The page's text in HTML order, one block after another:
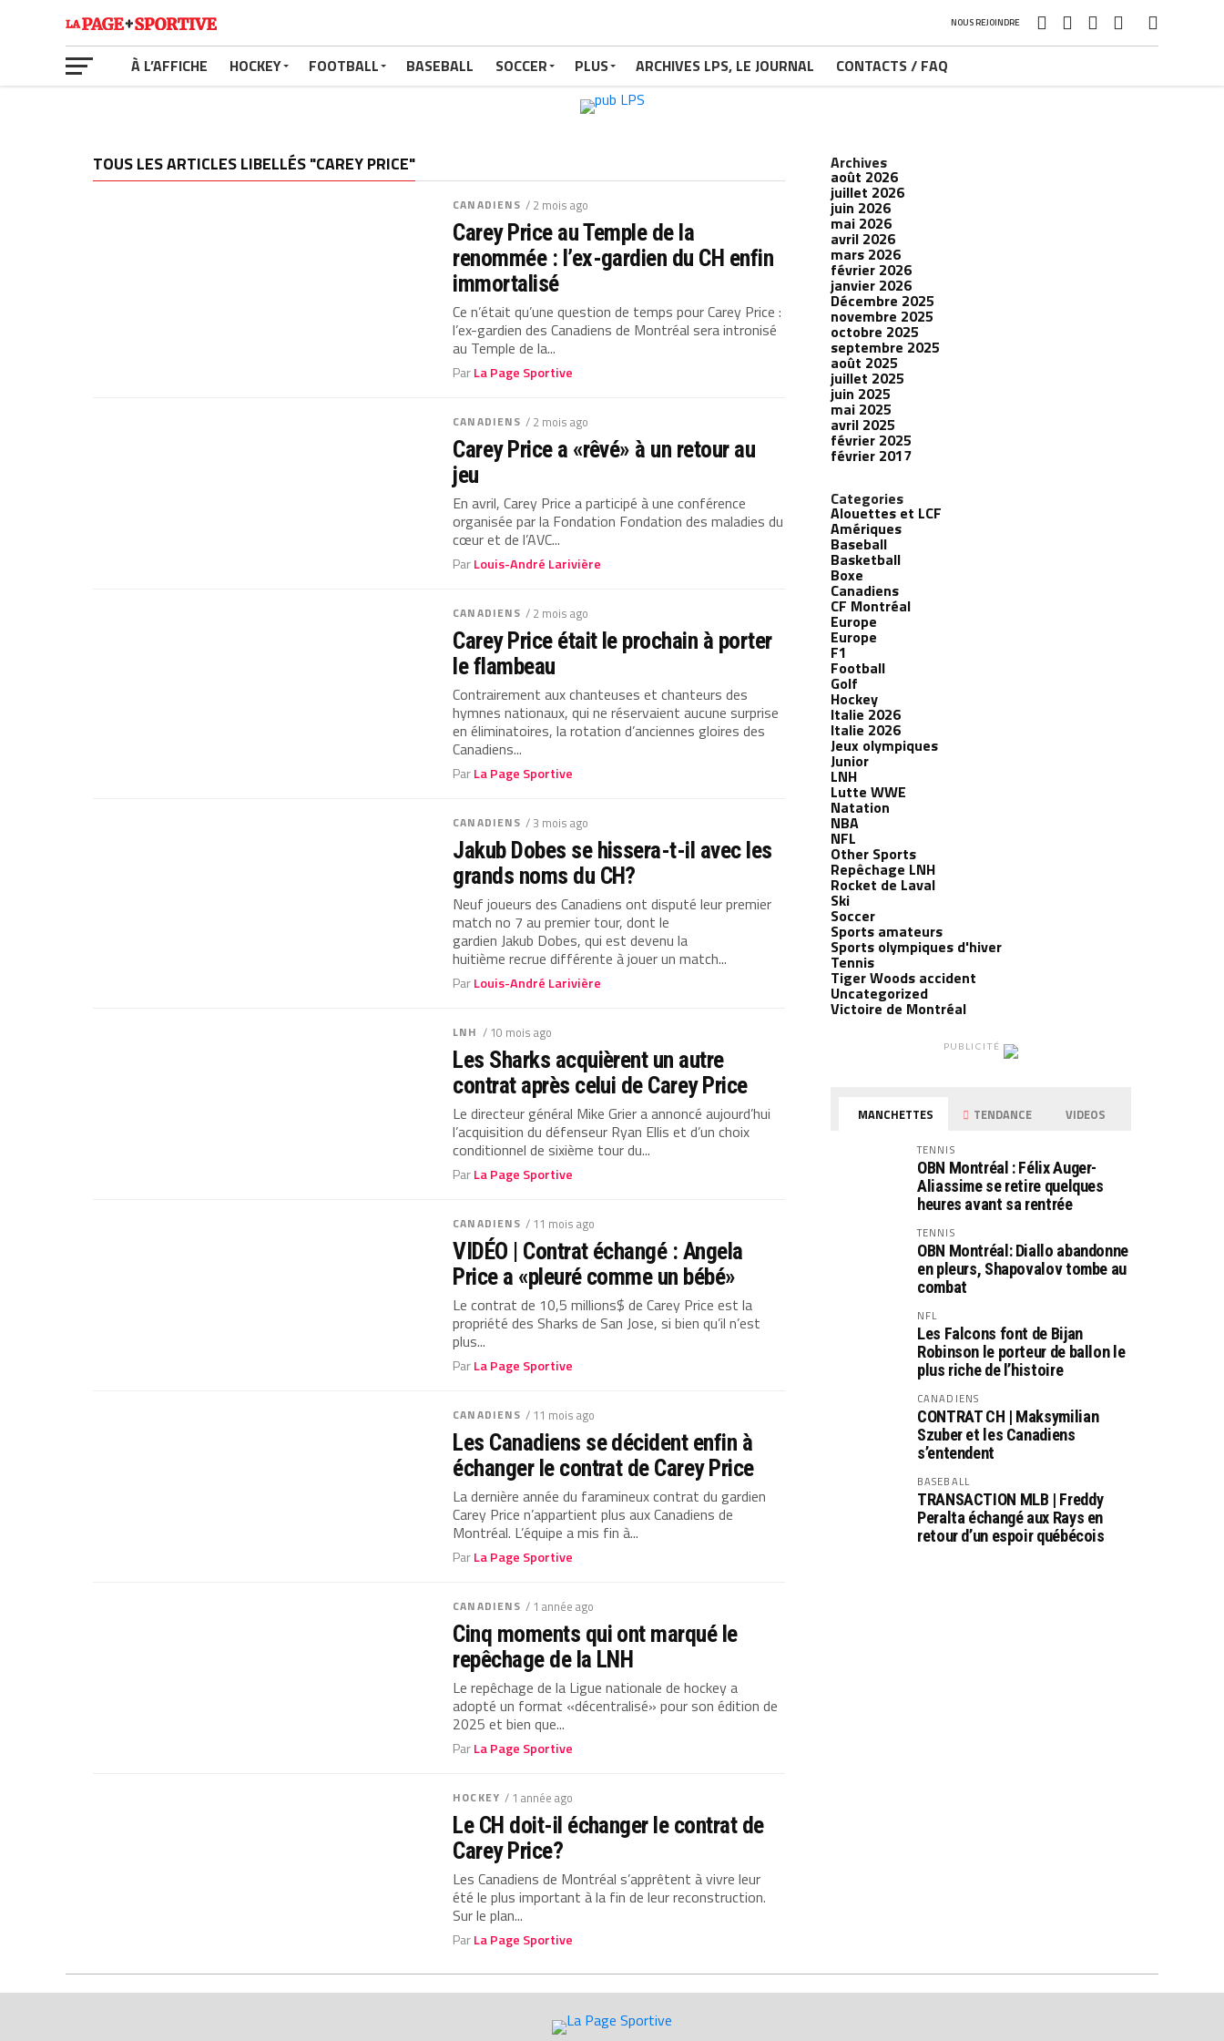
NOUS REJOINDRE
À L’AFFICHE HOCKEY FOOTBALL BASEBALL SOCCER PLUS ARCHIVES LPS, LE JOURNAL CONTACTS / FAQ
TOUS LES ARTICLES LIBELLÉS "CAREY PRICE"
CANADIENS / 2 mois ago
Carey Price au Temple de la
renommée : l’ex-gardien du CH enfin
immortalisé
Ce n’était qu’une question de temps pour Carey Price :
l’ex-gardien des Canadiens de Montréal sera intronisé
au Temple de la...
ParLa Page Sportive
CANADIENS / 2 mois ago
Carey Price a «rêvé» à un retour au
jeu
En avril, Carey Price a participé à une conférence
organisée par la Fondation Fondation des maladies du
cœur et de l’AVC...
ParLouis-André Larivière
CANADIENS / 2 mois ago
Carey Price était le prochain à porter
le flambeau
Contrairement aux chanteuses et chanteurs des
hymnes nationaux, qui ne réservaient aucune surprise
en éliminatoires, la rotation d’anciennes gloires des
Canadiens...
ParLa Page Sportive
CANADIENS / 3 mois ago
Jakub Dobes se hissera-t-il avec les
grands noms du CH?
Neuf joueurs des Canadiens ont disputé leur premier
match no 7 au premier tour, dont le
gardien Jakub Dobes, qui est devenu la
huitième recrue différente à jouer un match...
ParLouis-André Larivière
LNH / 10 mois ago
Les Sharks acquièrent un autre
contrat après celui de Carey Price
Le directeur général Mike Grier a annoncé aujourd’hui
l’acquisition du défenseur Ryan Ellis et d’un choix
conditionnel de sixième tour du...
ParLa Page Sportive
CANADIENS / 11 mois ago
VIDÉO | Contrat échangé : Angela
Price a «pleuré comme un bébé»
Le contrat de 10,5 millions$ de Carey Price est la
propriété des Sharks de San Jose, si bien qu’il n’est
plus...
ParLa Page Sportive
CANADIENS / 11 mois ago
Les Canadiens se décident enfin à
échanger le contrat de Carey Price
La dernière année du faramineux contrat du gardien
Carey Price n’appartient plus aux Canadiens de
Montréal. L’équipe a mis fin à...
ParLa Page Sportive
CANADIENS / 1 année ago
Cinq moments qui ont marqué le
repêchage de la LNH
Le repêchage de la Ligue nationale de hockey a
adopté un format «décentralisé» pour son édition de
2025 et bien que...
ParLa Page Sportive
HOCKEY / 1 année ago
Le CH doit-il échanger le contrat de
Carey Price?
Les Canadiens de Montréal s’apprêtent à vivre leur
été le plus important à la fin de leur reconstruction.
Sur le plan...
ParLa Page Sportive
Archives
août 2026
juillet 2026
juin 2026
mai 2026
avril 2026
mars 2026
février 2026
janvier 2026
Décembre 2025
novembre 2025
octobre 2025
septembre 2025
août 2025
juillet 2025
juin 2025
mai 2025
avril 2025
février 2025
février 2017
Categories
Alouettes et LCF
Amériques
Baseball
Basketball
Boxe
Canadiens
CF Montréal
Europe
Europe
F1
Football
Golf
Hockey
Italie 2026
Italie 2026
Jeux olympiques
Junior
LNH
Lutte WWE
Natation
NBA
NFL
Other Sports
Repêchage LNH
Rocket de Laval
Ski
Soccer
Sports amateurs
Sports olympiques d'hiver
Tennis
Tiger Woods accident
Uncategorized
Victoire de Montréal
PUBLICITÉ
MANCHETTES TENDANCE VIDEOS
TENNIS
OBN Montréal : Félix Auger-
Aliassime se retire quelques
heures avant sa rentrée
TENNIS
OBN Montréal: Diallo abandonne
en pleurs, Shapovalov tombe au
combat
NFL
Les Falcons font de Bijan
Robinson le porteur de ballon le
plus riche de l’histoire
CANADIENS
CONTRAT CH | Maksymilian
Szuber et les Canadiens
s’entendent
BASEBALL
TRANSACTION MLB | Freddy
Peralta échangé aux Rays en
retour d’un espoir québécois